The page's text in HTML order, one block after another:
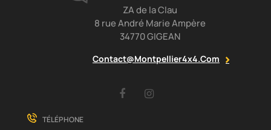
ZA de la Clau
8 rue André Marie Ampère
34770 GIGEAN
Contact@montpellier4x4.com
Facebook
TÉLÉPHONE